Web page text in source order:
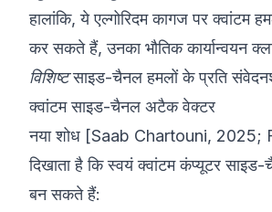
हालांकि, ये एल्गोरिदम कागज पर क्वांटम
कर सकते हैं, उनका भौतिक कार्यान्वयन
विशिष्टसाइड-चैनल हमलों के प्रति
क्वांटम साइड-चैनल अटैक वेक्टर
नया शोध [Saab Chartouni, 2025;
दिखाता है कि स्वयं क्वांटम कंप्यूटर
बन सकते हैं: